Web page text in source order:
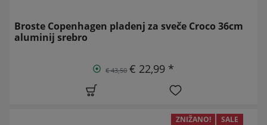
Broste Copenhagen pladenj za sveče Croco 36cm
aluminij srebro
€ 43,50 € 22,99 *
ZNIŽANO! SALE